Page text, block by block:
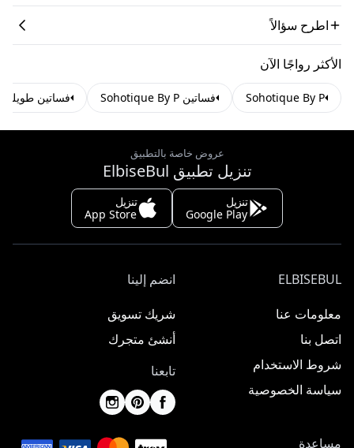
اطرح سؤالاً
الأكثر رواجًا الآن
Sohotique By P فساتين Sohotique By P فساتين طويلة
عروض خاصة بالتطبيق
تنزيل تطبيق ElbiseBul
تنزيل
Google Play
تنزيل
App Store
ELBISEBUL
معلومات عنا
اتصل بنا
شروط الاستخدام
سياسة الخصوصية
انضم إلينا
شريك تسويق
أنشئ متجرك
تابعنا
مساعدة